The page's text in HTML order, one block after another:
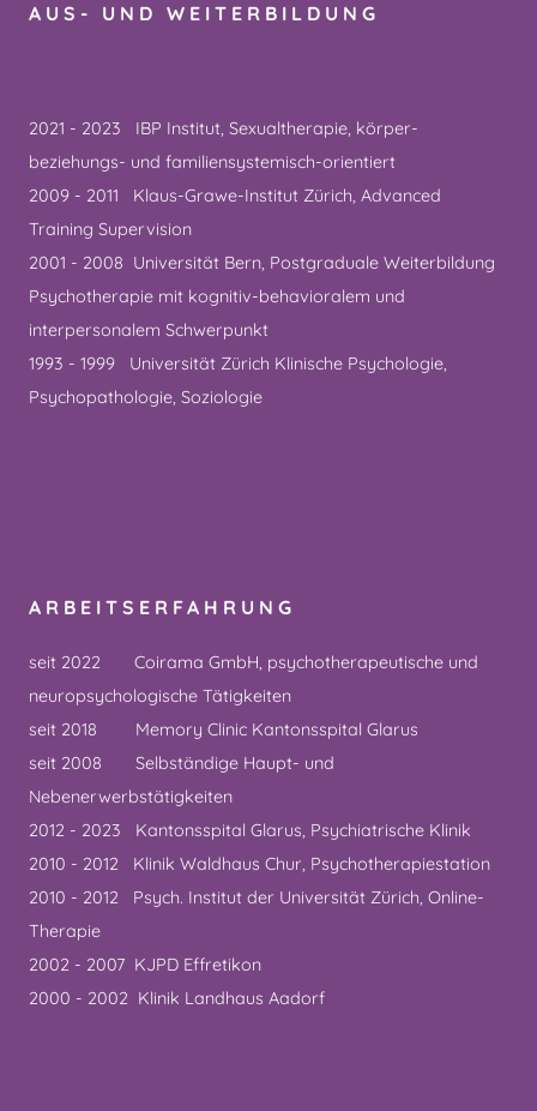
AUS- UND WEITERBILDUNG
2021 - 2023 IBP Institut, Sexualtherapie, körper-
beziehungs- und familiensystemisch-orientiert
2009 - 2011 Klaus-Grawe-Institut Zürich, Advanced
Training Supervision
2001 - 2008 Universität Bern, Postgraduale Weiterbildung
Psychotherapie mit kognitiv-behavioralem und
interpersonalem Schwerpunkt
1993 - 1999 Universität Zürich Klinische Psychologie,
Psychopathologie, Soziologie
ARBEITSERFAHRUNG
seit 2022 Coirama GmbH, psychotherapeutische und
neuropsychologische Tätigkeiten
seit 2018 Memory Clinic Kantonsspital Glarus
seit 2008 Selbständige Haupt- und
Nebenerwerbstätigkeiten
2012 - 2023 Kantonsspital Glarus, Psychiatrische Klinik
2010 - 2012 Klinik Waldhaus Chur, Psychotherapiestation
2010 - 2012 Psych. Institut der Universität Zürich, Online-
Therapie
2002 - 2007 KJPD Effretikon
2000 - 2002 Klinik Landhaus Aadorf